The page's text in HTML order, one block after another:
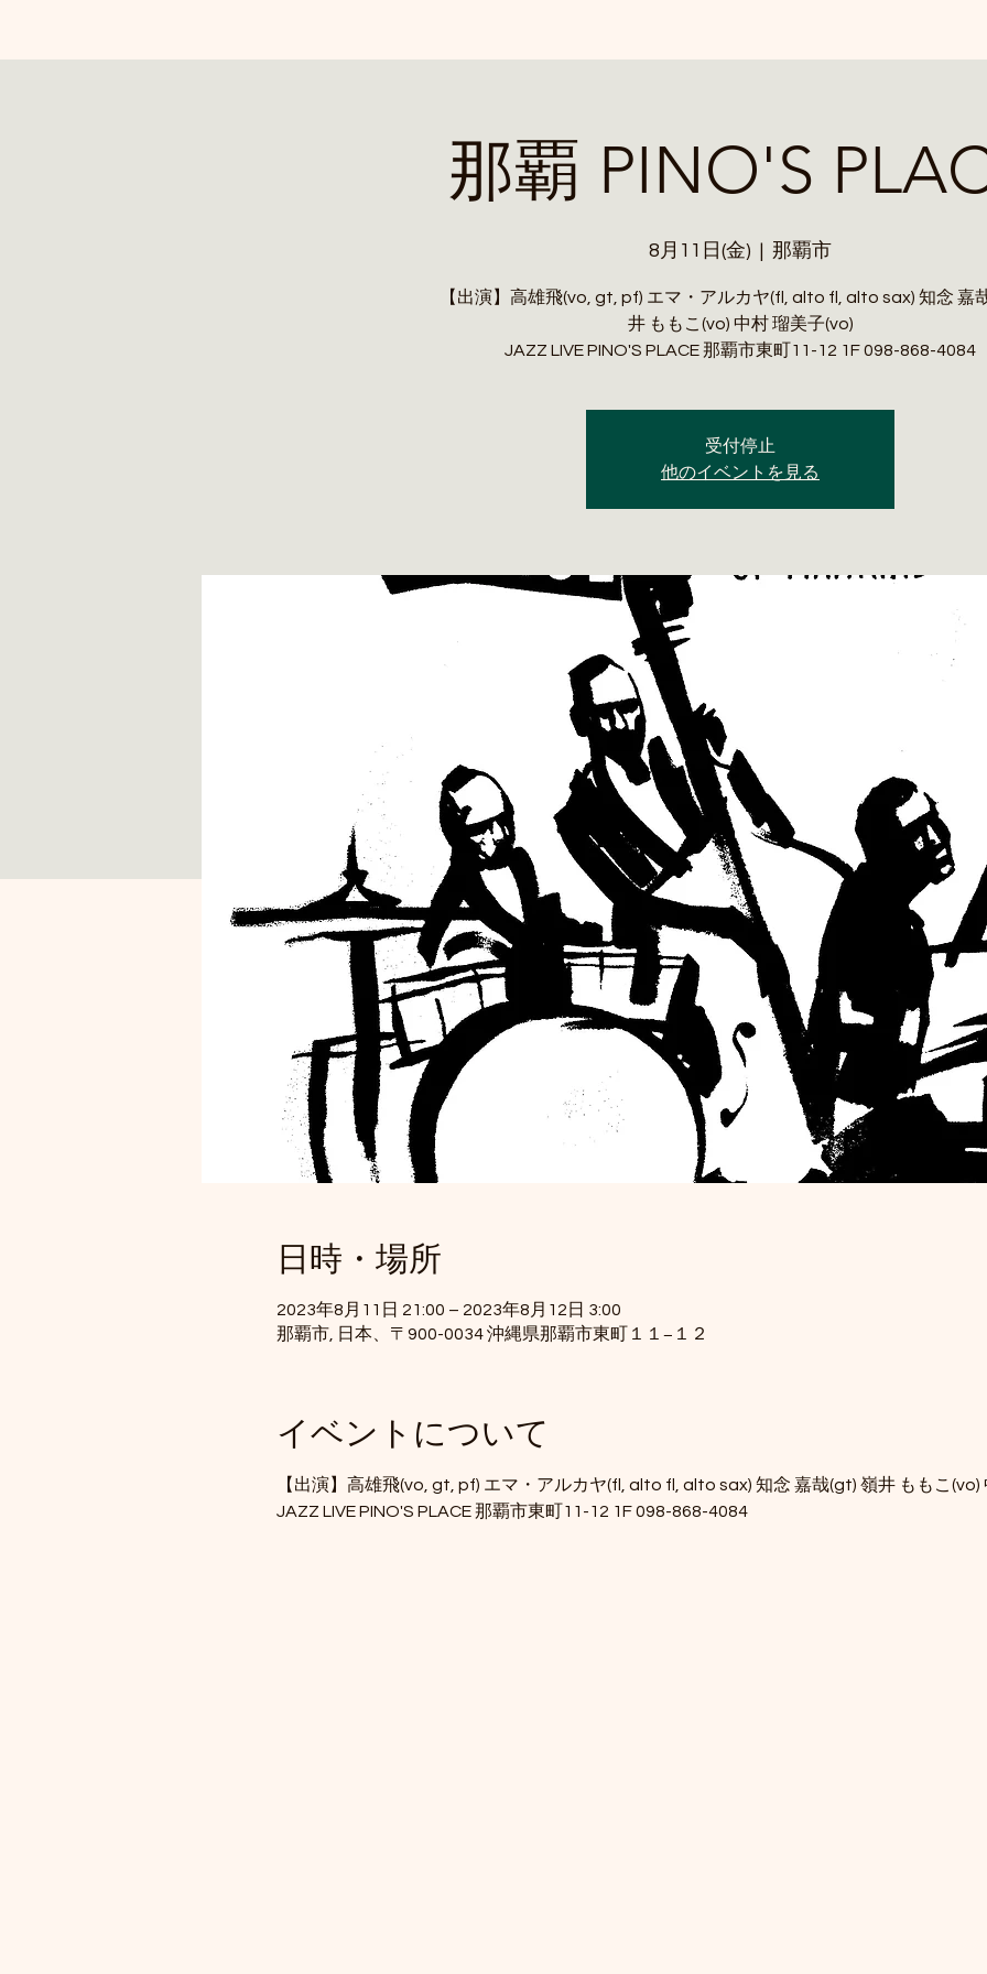
那覇 PINO'S
8月11日(金)
  |
那覇市
【出演】高雄飛(vo, gt, pf) エマ・アルカヤ(fl, alto fl, alto sax) 知念 嘉
井 ももこ(vo) 中村 瑠美子(vo)
JAZZ LIVE PINO'S PLACE 那覇市東町11-12 1F 098-868-4084
受付停止
他のイベントを見る
日時・場所
2023年8月11日 21:00 – 2023年8月12日 3:00
那覇市, 日本、〒900-0034 沖縄県那覇市東町１１−１２
イベントについて
【出演】高雄飛(vo, gt, pf) エマ・アルカヤ(fl, alto fl, alto sax) 知念 嘉哉(gt) 嶺井 ももこ(vo)
JAZZ LIVE PINO'S PLACE 那覇市東町11-12 1F 098-868-4084